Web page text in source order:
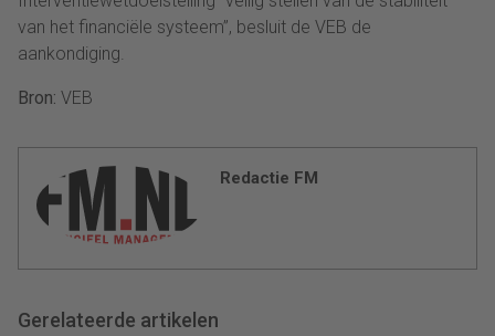
van het financiële systeem”, besluit de VEB de
aankondiging.
Bron: VEB
Redactie FM
Gerelateerde artikelen